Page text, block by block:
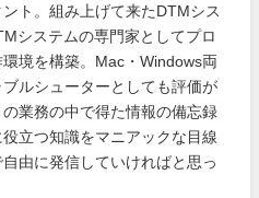
ト。組み上げて来たDTMシス
システムの専門家としてプロ
境を構築。Mac・Windows両
ルシューターとしても評価が
業務の中で得た情報の備忘録
立つ知識をマニアックな目線
由に発信していければと思っ